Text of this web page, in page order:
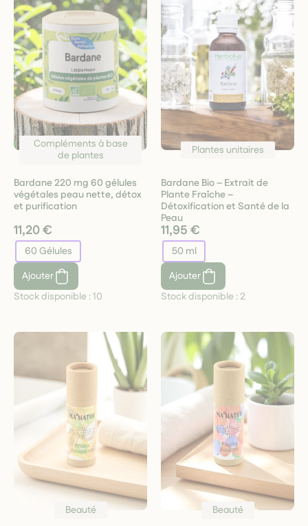
Compléments à base
de plantes
Bardane 220 mg 60 gélules
végétales peau nette, détox
et purification
11,20 €
60 Gélules
Ajouter
Stock disponible :10
Plantes unitaires
Bardane Bio – Extrait de
Plante Fraîche –
Détoxification et Santé de la
Peau
11,95 €
50 ml
Ajouter
Stock disponible : 2
Beauté Beauté